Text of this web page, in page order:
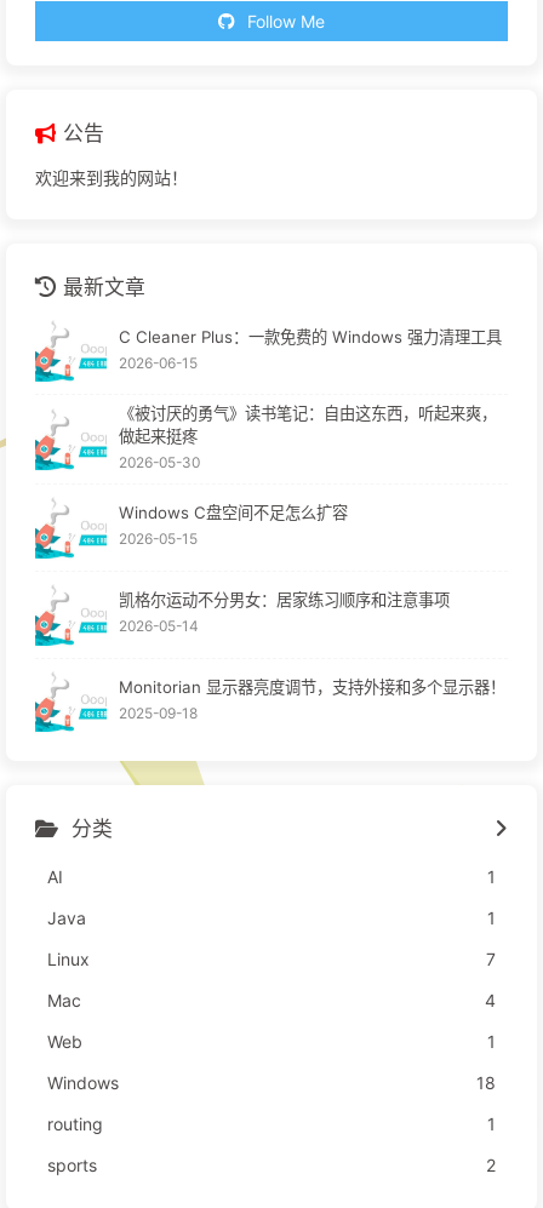
Follow Me
公告
欢迎来到我的网站！
最新文章
C Cleaner Plus：一款免费的 Windows 强力清理工具
2026-06-15
《被讨厌的勇气》读书笔记：自由这东西，听起来爽，
做起来挺疼
2026-05-30
Windows C盘空间不足怎么扩容
2026-05-15
凯格尔运动不分男女：居家练习顺序和注意事项
2026-05-14
Monitorian 显示器亮度调节，支持外接和多个显示器！
2025-09-18
分类
AI
1
Java
1
Linux
7
Mac
4
Web
1
Windows
18
routing
1
sports
2